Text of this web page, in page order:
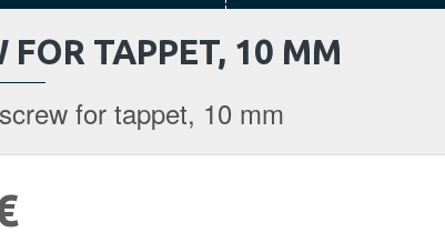
for tappet, 10 mm
FOR TAPPET, 10 MM